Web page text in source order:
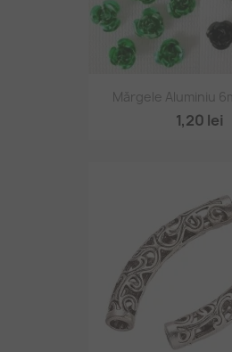
Mărgele Aluminiu
1,20 lei